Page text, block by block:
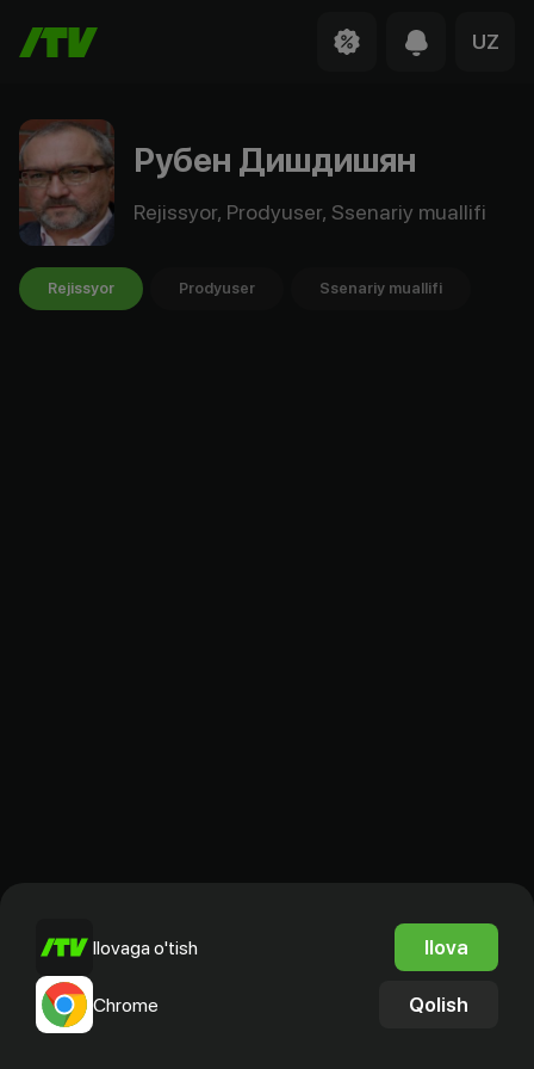
UZ
Рубен Дишдишян
Rejissyor, Prodyuser, Ssenariy muallifi
Rejissyor Prodyuser Ssenariy muallifi
Ilovaga o'tish Ilova
Chrome Qolish